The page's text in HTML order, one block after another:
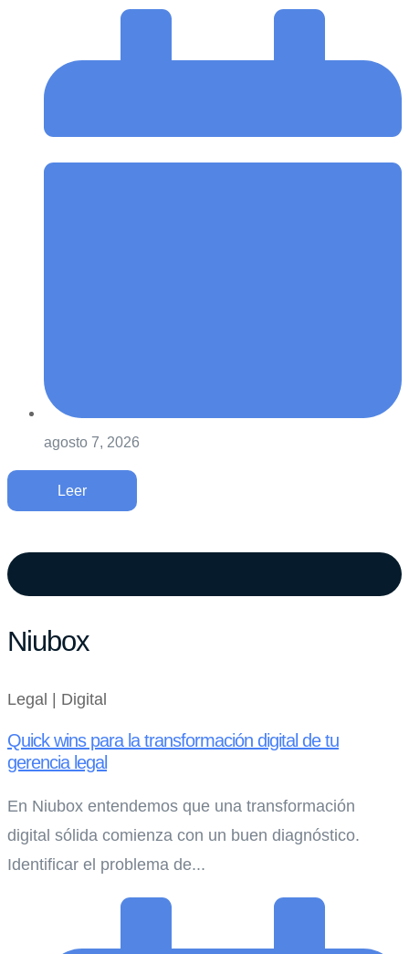
agosto 7, 2026
Leer
Niubox
Legal | Digital
Quick wins para la transformación digital de tu
gerencia legal
En Niubox entendemos que una transformación
digital sólida comienza con un buen diagnóstico.
Identificar el problema de...